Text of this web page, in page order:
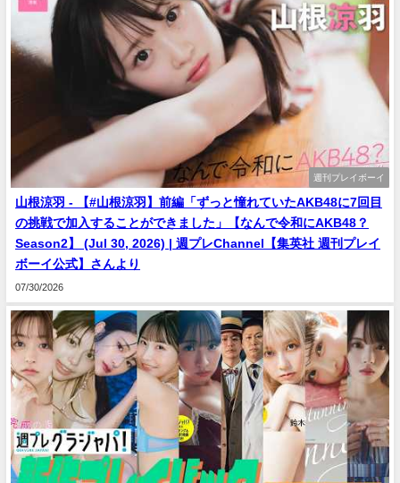
週刊プレイボーイ
山根涼羽 - 【#山根涼羽】前編「ずっと憧れていたAKB48に7回目
の挑戦で加入することができました」【なんで令和にAKB48？
Season2】 (Jul 30, 2026) | 週プレChannel【集英社 週刊プレイ
ボーイ公式】さんより
07/30/2026